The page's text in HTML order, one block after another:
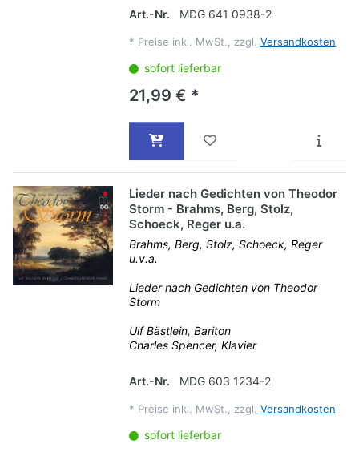
Art.-Nr.
MDG 641 0938-2
* Preise inkl. MwSt., zzgl. Versandkosten
sofort lieferbar
21,99 € *
Lieder nach Gedichten von Theodor
Storm - Brahms, Berg, Stolz,
Schoeck, Reger u.a.
Brahms, Berg, Stolz, Schoeck, Reger
u.v.a.
Lieder nach Gedichten von Theodor
Storm
Ulf Bästlein, Bariton
Charles Spencer, Klavier
Art.-Nr. MDG 603 1234-2
* Preise inkl. MwSt., zzgl. Versandkosten
sofort lieferbar